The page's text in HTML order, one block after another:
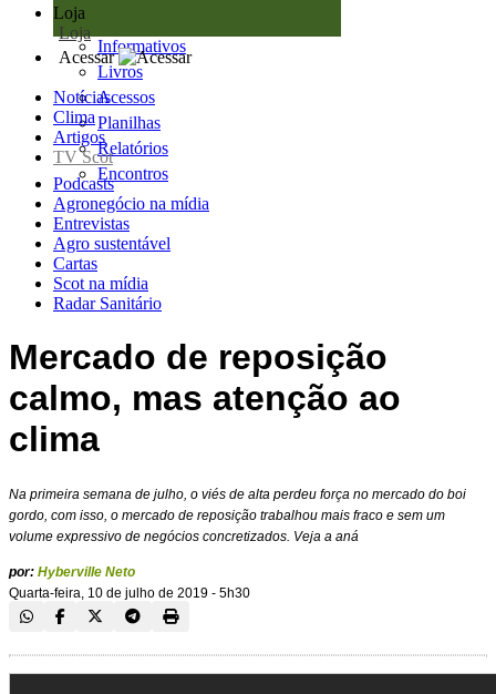
Loja
Loja
Informativos
Livros
Acessos
Planilhas
Relatórios
Encontros
Acessar
Notícias
Clima
Artigos
TV Scot
Podcasts
Agronegócio na mídia
Entrevistas
Agro sustentável
Cartas
Scot na mídia
Radar Sanitário
Mercado de reposição
calmo, mas atenção ao
clima
Na primeira semana de julho, o viés de alta perdeu força no mercado do boi
gordo, com isso, o mercado de reposição trabalhou mais fraco e sem um
volume expressivo de negócios concretizados. Veja a aná
por: Hyberville Neto
Quarta-feira, 10 de julho de 2019 - 5h30